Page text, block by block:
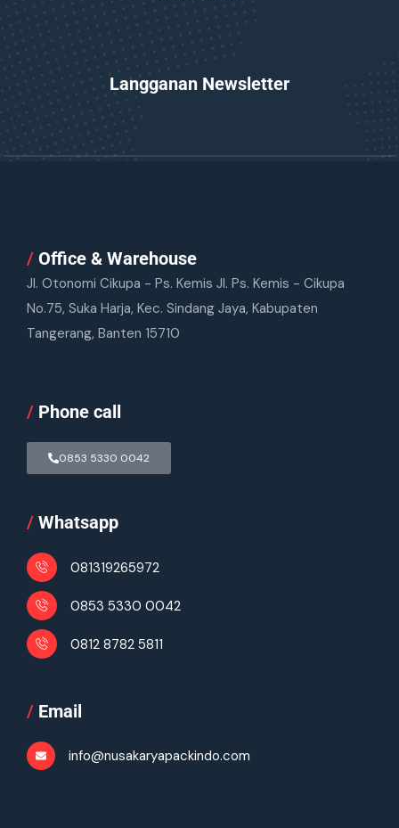
Langganan Newsletter
/ Office & Warehouse
Jl. Otonomi Cikupa - Ps. Kemis Jl. Ps. Kemis - Cikupa
No.75, Suka Harja, Kec. Sindang Jaya, Kabupaten
Tangerang, Banten 15710
/ Phone call
0853 5330 0042
/ Whatsapp
081319265972
0853 5330 0042
0812 8782 5811
/ Email
info@nusakaryapackindo.com